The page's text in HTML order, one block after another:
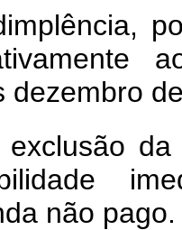
por
dezembro
da
não pago.